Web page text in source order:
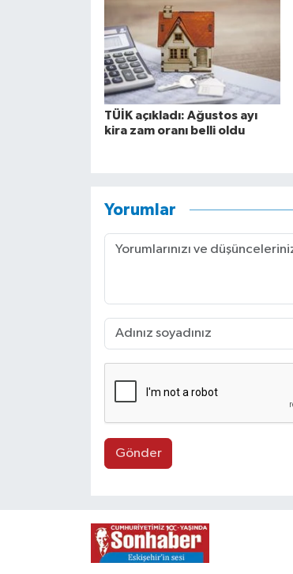
TÜİK açıkladı: Ağustos ayı
kira zam oranı belli oldu
Yorumlar
Gönder